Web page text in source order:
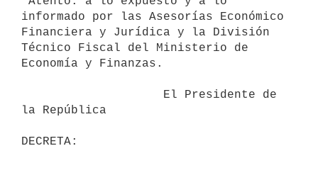
informado por las Asesorías Económico
Financiera y Jurídica y la División
Técnico Fiscal del Ministerio de
Economía y Finanzas.
la República